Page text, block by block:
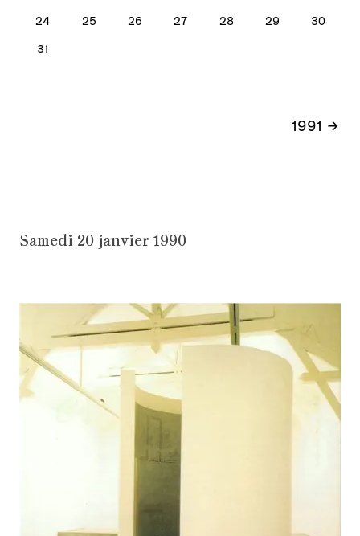
24 25 26 27 28 29 30
31
1991
Samedi 20 janvier 1990